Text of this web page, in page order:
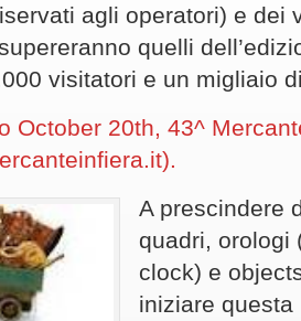
agli operatori) e dei
quelli
visitatori e un migliaio
October 20th, 43^
A prescindere
quadri, orologi
clock) e
iniziare